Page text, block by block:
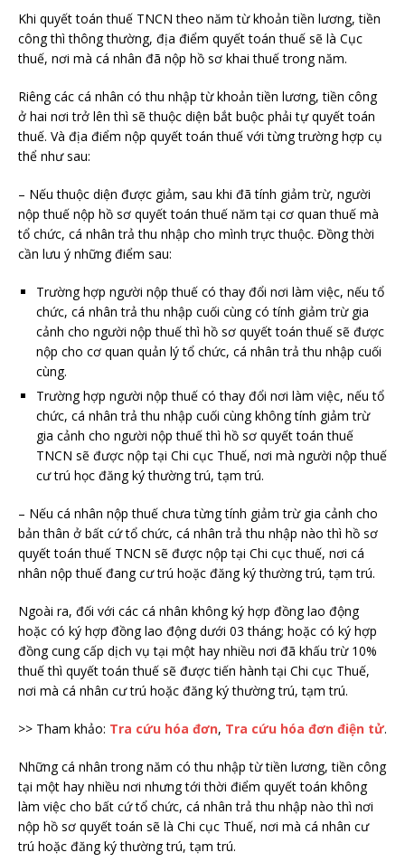
Khi quyết toán thuế TNCN theo năm từ khoản tiền lương, tiền
công thì thông thường, địa điểm quyết toán thuế sẽ là Cục
thuế, nơi mà cá nhân đã nộp hồ sơ khai thuế trong năm.
Riêng các cá nhân có thu nhập từ khoản tiền lương, tiền công
ở hai nơi trở lên thì sẽ thuộc diện bắt buộc phải tự quyết toán
thuế. Và địa điểm nộp quyết toán thuế với từng trường hợp cụ
thể như sau:
– Nếu thuộc diện được giảm, sau khi đã tính giảm trừ, người
nộp thuế nộp hồ sơ quyết toán thuế năm tại cơ quan thuế mà
tổ chức, cá nhân trả thu nhập cho mình trực thuộc. Đồng thời
cần lưu ý những điểm sau:
Trường hợp người nộp thuế có thay đổi nơi làm việc, nếu tổ
chức, cá nhân trả thu nhập cuối cùng có tính giảm trừ gia
cảnh cho người nộp thuế thì hồ sơ quyết toán thuế sẽ được
nộp cho cơ quan quản lý tổ chức, cá nhân trả thu nhập cuối
cùng.
Trường hợp người nộp thuế có thay đổi nơi làm việc, nếu tổ
chức, cá nhân trả thu nhập cuối cùng không tính giảm trừ
gia cảnh cho người nộp thuế thì hồ sơ quyết toán thuế
TNCN sẽ được nộp tại Chi cục Thuế, nơi mà người nộp thuế
cư trú học đăng ký thường trú, tạm trú.
– Nếu cá nhân nộp thuế chưa từng tính giảm trừ gia cảnh cho
bản thân ở bất cứ tổ chức, cá nhân trả thu nhập nào thì hồ sơ
quyết toán thuế TNCN sẽ được nộp tại Chi cục thuế, nơi cá
nhân nộp thuế đang cư trú hoặc đăng ký thường trú, tạm trú.
Ngoài ra, đối với các cá nhân không ký hợp đồng lao động
hoặc có ký hợp đồng lao động dưới 03 tháng; hoặc có ký hợp
đồng cung cấp dịch vụ tại một hay nhiều nơi đã khấu trừ 10%
thuế thì quyết toán thuế sẽ được tiến hành tại Chi cục Thuế,
nơi mà cá nhân cư trú hoặc đăng ký thường trú, tạm trú.
>> Tham khảo: Tra cứu hóa đơn, Tra cứu hóa đơn điện tử.
Những cá nhân trong năm có thu nhập từ tiền lương, tiền công
tại một hay nhiều nơi nhưng tới thời điểm quyết toán không
làm việc cho bất cứ tổ chức, cá nhân trả thu nhập nào thì nơi
nộp hồ sơ quyết toán sẽ là Chi cục Thuế, nơi mà cá nhân cư
trú hoặc đăng ký thường trú, tạm trú.